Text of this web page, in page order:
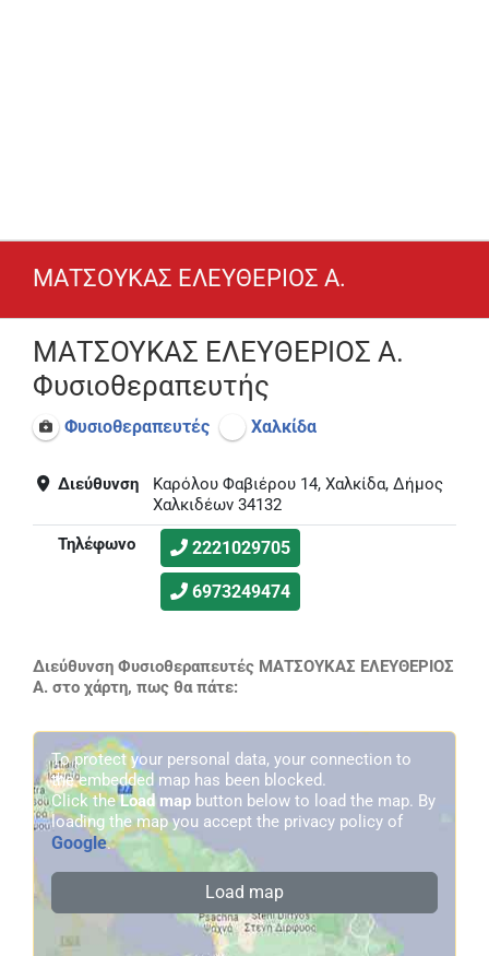
ΜΑΤΣΟΥΚΑΣ ΕΛΕΥΘΕΡΙΟΣ Α.
ΜΑΤΣΟΥΚΑΣ ΕΛΕΥΘΕΡΙΟΣ Α.
Φυσιοθεραπευτής
Φυσιοθεραπευτές Χαλκίδα
Διεύθυνση
Καρόλου Φαβιέρου 14, Χαλκίδα, Δήμος
Χαλκιδέων 34132
Τηλέφωνο
2221029705
6973249474
Διεύθυνση Φυσιοθεραπευτές ΜΑΤΣΟΥΚΑΣ ΕΛΕΥΘΕΡΙΟΣ
Α. στο χάρτη, πως θα πάτε:
To protect your personal data, your connection to
the embedded map has been blocked.
Click theLoad map button below to load the map. By
loading the map you accept the privacy policy of
Google.
Load map